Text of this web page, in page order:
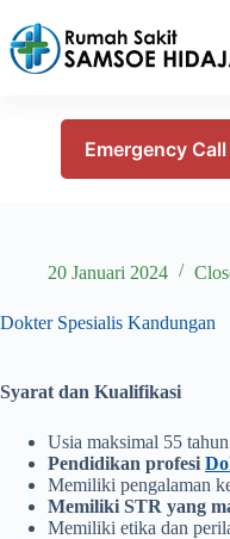
content
Emergency
20 Januari 2024
Dokter Spesialis Kandungan
Syarat dan Kualifikasi
Usia maksimal 55 tahun
Pendidikan profesi
Memiliki pengalaman
Memiliki STR yang
Memiliki etika dan